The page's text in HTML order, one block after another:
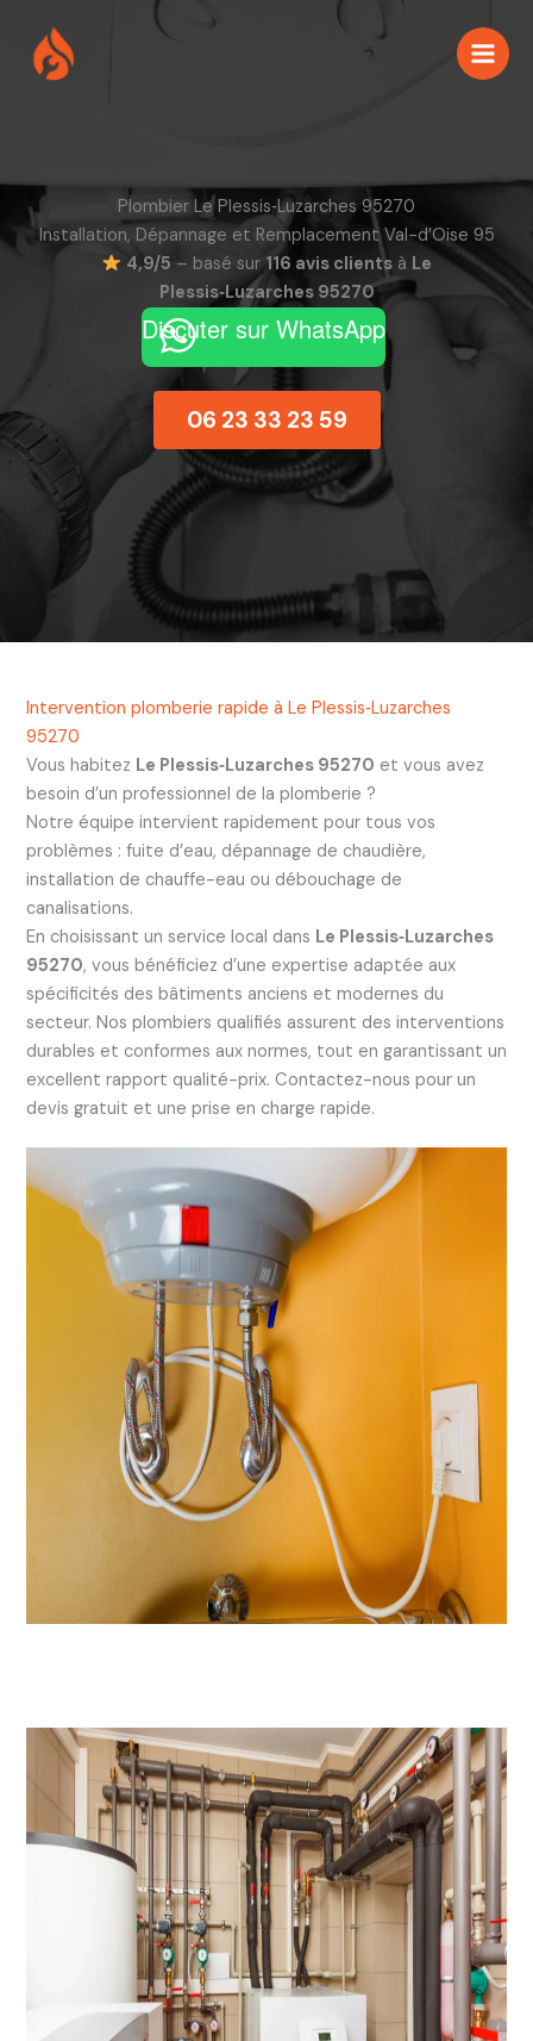
contenu
Plombier Le Plessis‑Luzarches 95270
Installation, Dépannage et Remplacement Val-d’Oise 95
4,9/5 – basé sur 116 avis clientsà Le
Plessis‑Luzarches 95270
Discuter sur WhatsApp
06 23 33 23 59
Intervention plomberie rapide à Le Plessis‑Luzarches
95270
Vous habitez Le Plessis‑Luzarches 95270 et vous avez
besoin d’un professionnel de la plomberie ?
Notre équipe intervient rapidement pour tous vos
problèmes : fuite d’eau, dépannage de chaudière,
installation de chauffe-eau ou débouchage de
canalisations.
En choisissant un service local dans Le Plessis‑Luzarches
95270, vous bénéficiez d’une expertise adaptée aux
spécificités des bâtiments anciens et modernes du
secteur. Nos plombiers qualifiés assurent des interventions
durables et conformes aux normes, tout en garantissant un
excellent rapport qualité-prix. Contactez-nous pour un
devis gratuit et une prise en charge rapide.